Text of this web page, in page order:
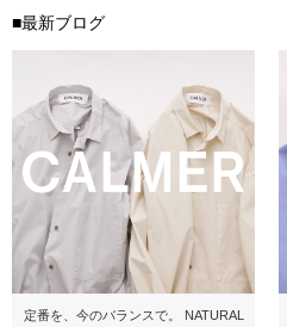
■最新ブログ
定番を、今のバランスで。 NATURAL